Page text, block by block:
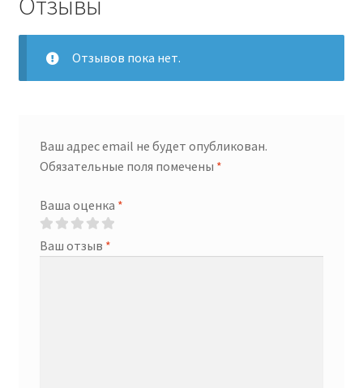
Отзывов пока нет.
Ваш адрес email не будет опубликован.
Обязательные поля помечены *
Ваша оценка *
Ваш отзыв *